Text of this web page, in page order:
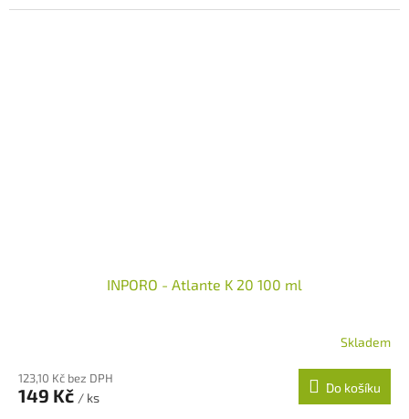
INPORO - Atlante K 20 100 ml
Skladem
123,10 Kč bez DPH
149 Kč / ks
Do košíku